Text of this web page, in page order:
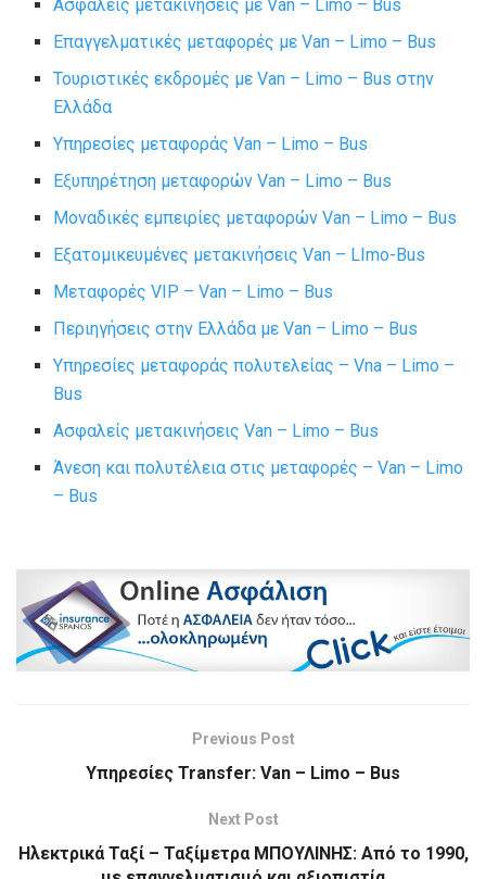
Ασφαλείς μετακινήσεις με Van – Limo – Bus
Επαγγελματικές μεταφορές με Van – Limo – Bus
Τουριστικές εκδρομές με Van – Limo – Bus στην
Ελλάδα
Υπηρεσίες μεταφοράς Van – Limo – Bus
Εξυπηρέτηση μεταφορών Van – Limo – Bus
Μοναδικές εμπειρίες μεταφορών Van – Limo – Bus
Εξατομικευμένες μετακινήσεις Van – LImo-Bus
Μεταφορές VIP – Van – Limo – Bus
Περιηγήσεις στην Ελλάδα με Van – Limo – Bus
Υπηρεσίες μεταφοράς πολυτελείας – Vna – Limo –
Bus
Ασφαλείς μετακινήσεις Van – Limo – Bus
Άνεση και πολυτέλεια στις μεταφορές – Van – Limo
– Bus
Previous Post
Υπηρεσίες Transfer: Van – Limo – Bus
Next Post
Ηλεκτρικά Ταξί – Ταξίμετρα ΜΠΟΥΛΙΝΗΣ: Από το 1990,